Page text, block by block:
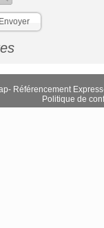
- Référencement Express
Politique de